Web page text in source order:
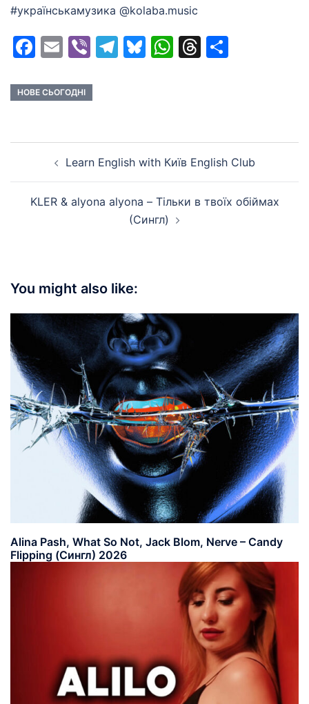
#українськамузика @kolaba.music
Facebook
EmailViberTelegram
Bluesky
WhatsApp
Threads
НОВЕ СЬОГОДНІ
navigationLearn English with Київ English Club
KLER & alyona alyona – Тільки в твоїх обіймах
(Сингл)
You might also like:
Alina Pash, What So Not, Jack Blom, Nerve – Candy
Flipping (Сингл) 2026